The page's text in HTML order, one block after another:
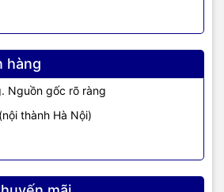
hàng
Nguồn gốc rõ ràng
thành Hà Nội)
khỏe mà còn nằm ở khả năng nâng cấp.
lòng liên hệ hotline 19002173 để được
quá ổn với những công ty, khu công
mạnh và ổn định theo năm tháng
cấp sẵn trên Dell
internet hơn dù ngồi ở vị trí nào trong
chọn kết nối trên Dell Vostro. Wi-Fi 6
khả năng truy cập không dây nhanh
nghệ số 4.0.